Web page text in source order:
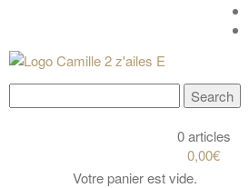
0 articles
0,00€
Votre panier est vide.